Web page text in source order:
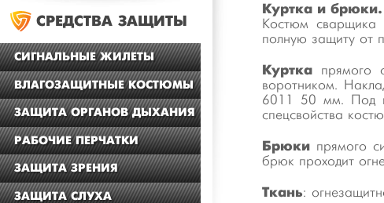
СРЕДСТВА ЗАЩИТЫ
СИГНАЛЬНЫЕ ЖИЛЕТЫ
ВЛАГОЗАЩИТНЫЕ КОСТЮМЫ
ЗАЩИТА ОРГАНОВ ДЫХАНИЯ
РАБОЧИЕ ПЕРЧАТКИ
ЗАЩИТА ЗРЕНИЯ
ЗАЩИТА СЛУХА
Куртка и брюки.
Костюм сварщика
полную защиту от
Куртка
прямого
воротником.
6011 50 мм. Под
спецсвойства
Брюки прямого
брюк проходит
Ткань: